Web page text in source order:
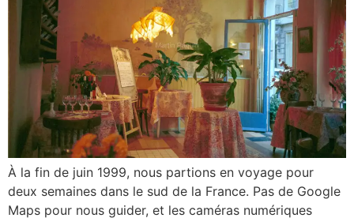
À la fin de juin 1999, nous partions en voyage pour
deux semaines dans le sud de la France. Pas de Google
Maps pour nous guider, et les caméras numériques